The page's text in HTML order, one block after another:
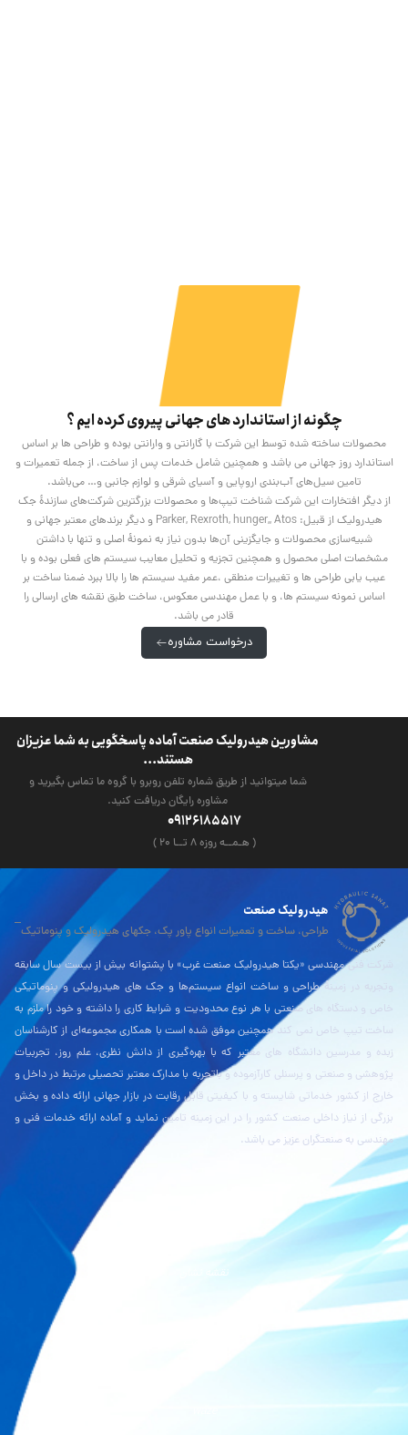
چگونه از استاندارد های جهانی پیروی کرده ایم ؟
محصولات ساخته شده توسط این شرکت با گارانتی و وارانتی بوده و طراحی ها بر اساس
استاندارد روز جهانی می باشد و همچنین شامل خدمات پس از ساخت، از جمله تعمیرات و
تامین سیل‌های آب‌بندی اروپایی و آسیای شرقی و لوازم جانبی و… می‌باشد.
از دیگر افتخارات این شرکت شناخت تیپ‌ها و محصولات بزرگترین شرکت‌های سازندۀ جک
هیدرولیک از قبیل: Parker, Rexroth, hunger,, Atos و دیگر برندهای معتبر جهانی و
شبیه‌سازی محصولات و جایگزینی آن‌ها بدون نیاز به نمونۀ اصلی و تنها با داشتن
مشخصات اصلی محصول و همچنین تجزیه و تحلیل معایب سیستم های فعلی بوده و با
عیب یابی طراحی ها و تغییرات منطقی ،عمر مفید سیستم ها را بالا ببرد ضمنا ساخت بر
اساس نمونه سیستم ها، و با عمل مهندسی معکوس، ساخت طبق نقشه های ارسالی را
قادر می باشد.
درخواست مشاوره
مشاورین هیدرولیک صنعت آماده پاسخگویی به شما عزیزان
هستند...
شما میتوانید از طریق شماره تلفن روبرو با گروه ما تماس بگیرید و
مشاوره رایگان دریافت کنید.
09126185517
( هـمــه روزه ۸ تــا ۲۰ )
هیدرولیک صنعت
طراحی، ساخت و تعمیرات انواع پاور پک، جکهای هیدرولیک و پنوماتیک
شرکت فنی مهندسی «یکتا هیدرولیک صنعت غرب» با پشتوانه بیش از بیست سال سابقه
وتجربه در زمینۀ طراحی و ساخت انواع سیستم‌ها و جک های هیدرولیکی و پنوماتیکی
خاص و دستگاه های صنعتی با هر نوع محدودیت و شرایط کاری را داشته و خود را ملزم به
ساخت تیپ خاص نمی کند همچنین موفق شده است با همکاری مجموعه‌ای از کارشناسان
زبده و مدرسین دانشگاه های معتبر که با بهره‌گیری از دانش نظری، علم روز، تجربیات
پژوهشی و صنعتی و پرسنلی کارآزموده و باتجربه با مدارک معتبر تحصیلی مرتبط در داخل و
خارج از کشور خدماتی شایسته و با کیفیتی قابل رقابت در بازار جهانی ارائه داده و بخش
بزرگی از نیاز داخلی صنعت کشور را در این زمینه تامین نماید و آماده ارائه خدمات فنی و
مهندسی به صنعتگران عزیز می باشد.
نقشه نشان